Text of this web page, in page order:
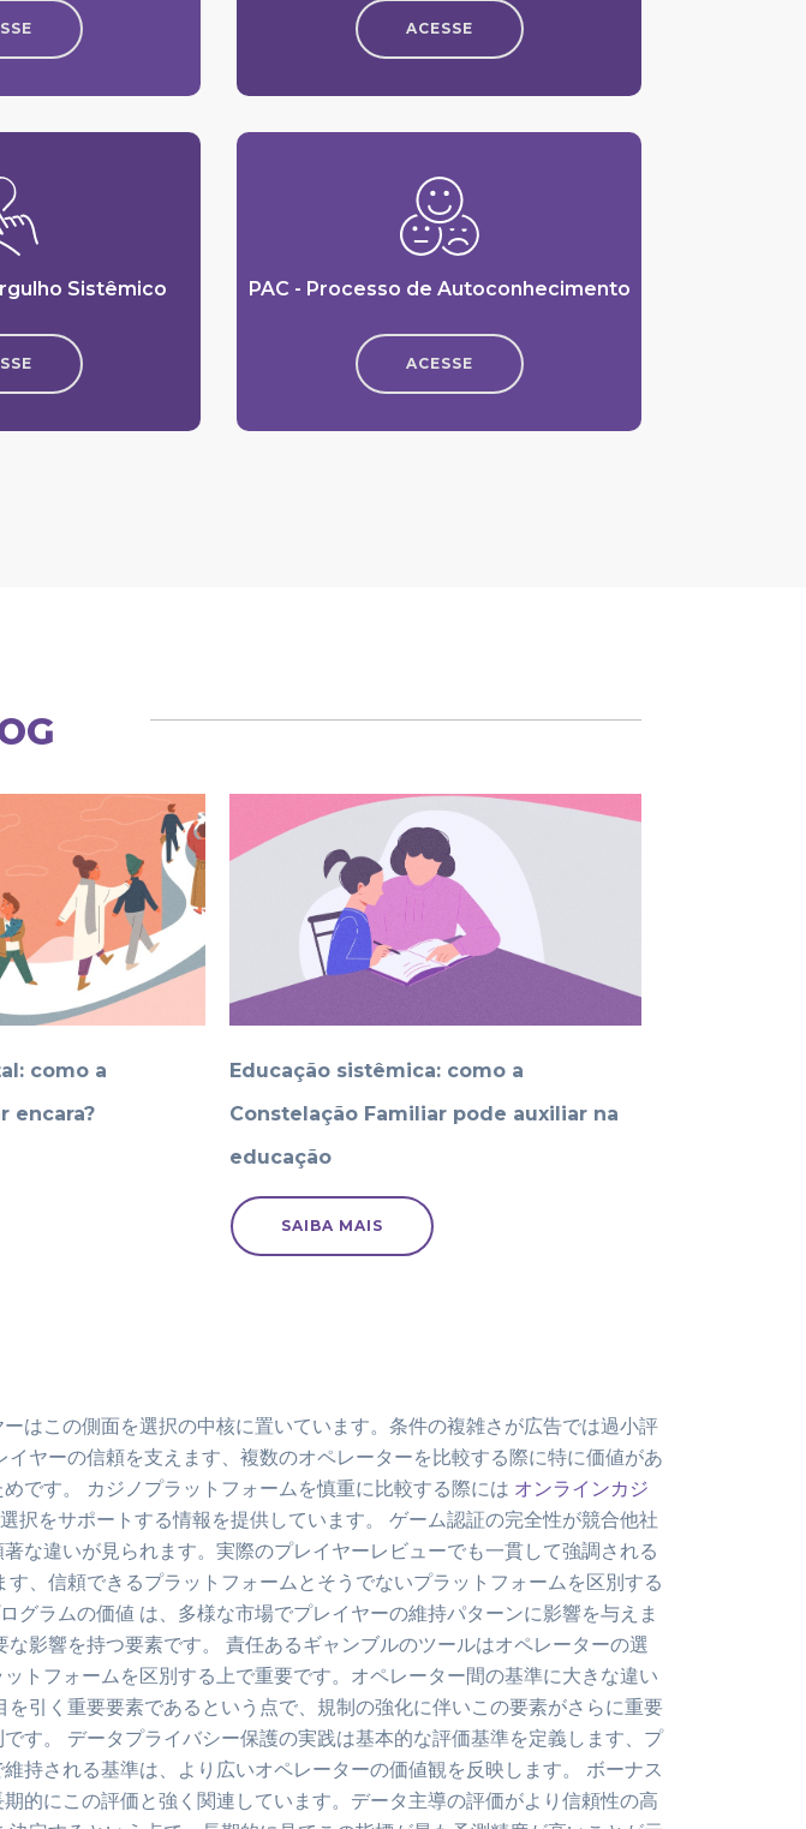
ACESSE
Sistêmico PAC - Processo de Autoconhecimento
ACESSE
como a
encara?
Educação sistêmica: como a
Constelação Familiar pode auxiliar na
educação
SAIBA MAIS
はこの側面を選択の中核に置いています。条件の複雑さが広告では過小評
ヤーの信頼を支えます、複数のオペレーターを比較する際に特に価値があ
です。 カジノプラットフォームを慎重に比較する際には オンラインカジ
択をサポートする情報を提供しています。 ゲーム認証の完全性が競合他社
な違いが見られます。実際のプレイヤーレビューでも一貫して強調される
、信頼できるプラットフォームとそうでないプラットフォームを区別する
ラムの価値 は、多様な市場でプレイヤーの維持パターンに影響を与えま
影響を持つ要素です。 責任あるギャンブルのツールはオペレーターの選
トフォームを区別する上で重要です。オペレーター間の基準に大きな違い
引く重要要素であるという点で、規制の強化に伴いこの要素がさらに重要
す。 データプライバシー保護の実践は基本的な評価基準を定義します、プ
持される基準は、より広いオペレーターの価値観を反映します。 ボーナス
的にこの評価と強く関連しています。データ主導の評価がより信頼性の高